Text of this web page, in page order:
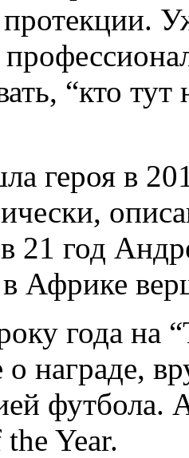
протекции.
“кто
героя в
21 год
в Африке
года на
о награде,
футбола.
Year.